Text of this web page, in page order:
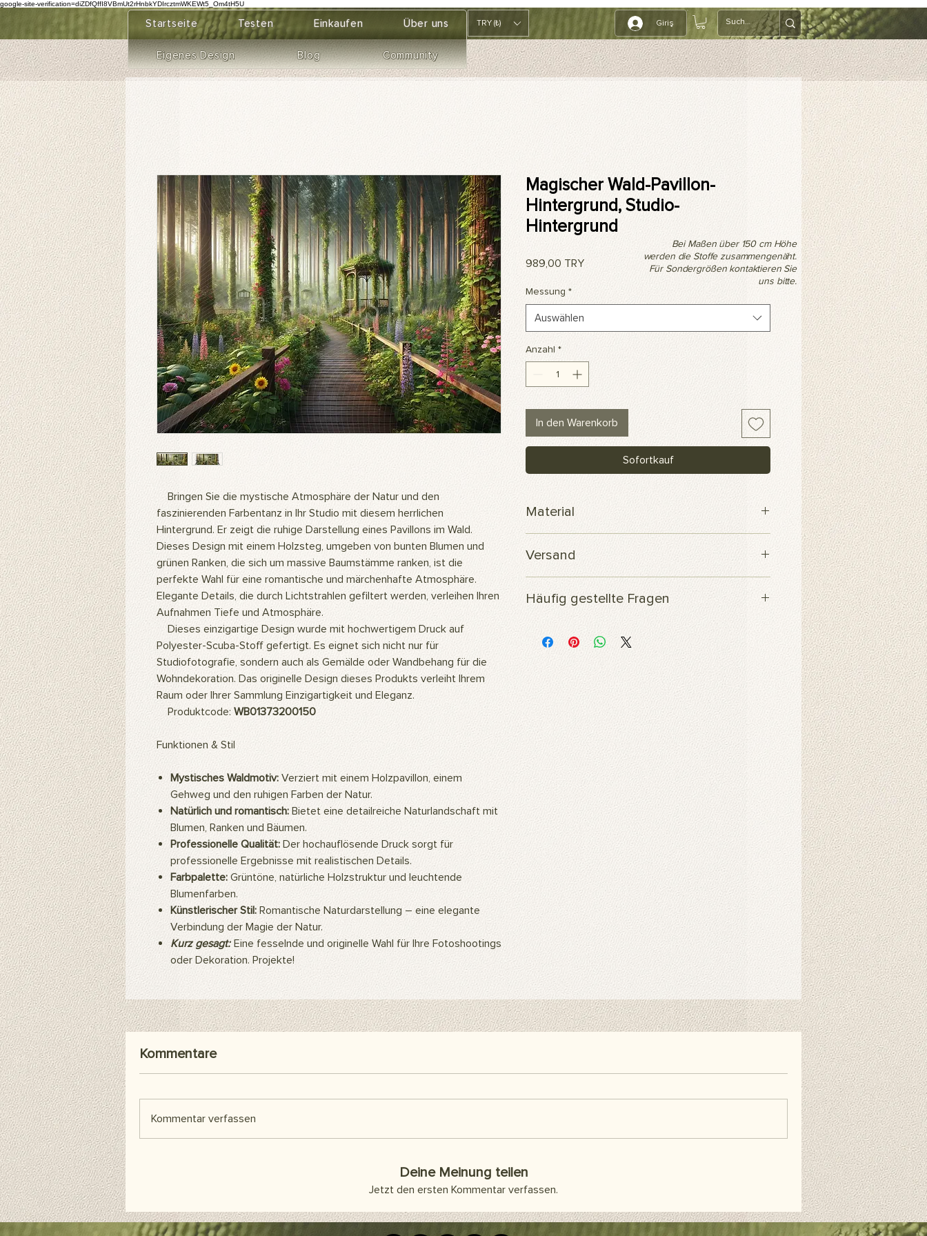
google-site-verification=diZDfQffI8VBmUt2rHnbkYDIrcztmWKEWt5_Om4tH5U
Startseite Testen Einkaufen Über uns
Eigenes Design Blog Community
TRY (₺) Giriş
Bringen Sie die mystische Atmosphäre der Natur und den
faszinierenden Farbentanz in Ihr Studio mit diesem herrlichen
Hintergrund. Er zeigt die ruhige Darstellung eines Pavillons im Wald.
Dieses Design mit einem Holzsteg, umgeben von bunten Blumen und
grünen Ranken, die sich um massive Baumstämme ranken, ist die
perfekte Wahl für eine romantische und märchenhafte Atmosphäre.
Elegante Details, die durch Lichtstrahlen gefiltert werden, verleihen Ihren
Aufnahmen Tiefe und Atmosphäre.
Dieses einzigartige Design wurde mit hochwertigem Druck auf
Polyester-Scuba-Stoff gefertigt. Es eignet sich nicht nur für
Studiofotografie, sondern auch als Gemälde oder Wandbehang für die
Wohndekoration. Das originelle Design dieses Produkts verleiht Ihrem
Raum oder Ihrer Sammlung Einzigartigkeit und Eleganz.
Produktcode: WB01373200150
Funktionen & Stil
Mystisches Waldmotiv: Verziert mit einem Holzpavillon, einem
Gehweg und den ruhigen Farben der Natur.
Natürlich und romantisch: Bietet eine detailreiche Naturlandschaft mit
Blumen, Ranken und Bäumen.
Professionelle Qualität: Der hochauflösende Druck sorgt für
professionelle Ergebnisse mit realistischen Details.
Farbpalette: Grüntöne, natürliche Holzstruktur und leuchtende
Blumenfarben.
Künstlerischer Stil: Romantische Naturdarstellung – eine elegante
Verbindung der Magie der Natur.
Kurz gesagt: Eine fesselnde und originelle Wahl für Ihre Fotoshootings
oder Dekoration. Projekte!
Magischer Wald-Pavillon-
Hintergrund, Studio-
Hintergrund
989,00 TRYPreis
Messung *
Auswählen
Anzahl *
In den Warenkorb
Sofortkauf
Material
Versand
versendet.
Häufig gestellte Fragen
Was ist der Produktinhalt?
Unsere Motive werden auf strapazierfähigem und
hochwertigem Polyester-Scuba-Stoff gedruckt. Dieser
Stoff ist flexibel und strapazierfähig und eignet sich
daher ideal für Fotoshootings und dekorative Zwecke.
Unsere Produkte können in der Maschine gewaschen
oder mit einem feuchten Tuch abgewischt werden.
Wofür wird das Produkt verwendet?
Unsere Produkte sind als Hintergründe für
professionelle Studio-Fotoshootings konzipiert. Sie
können auch als Wandbehänge verwendet werden und
verleihen Ihrer Wohn- oder Bürodekoration eine
ästhetische Note. Sie können als Bild an die Wand
gehängt werden. Die hochauflösenden Motive unserer
Produkte werden mithilfe künstlicher Intelligenz erstellt
und verleihen Ihrer Umgebung eine warme und
Wie wird das Produkt montiert?
ein Hintergrundständer benötigt. Sie können ihn
einfach mit speziellen Hintergrundclips am Ständer
befestigen. Wenn du es als Abdeckung an die Wand
hängen möchtest, kannst du doppelseitiges Klebeband
oder Klebestreifen verwenden. Diese Produkte sind
separat erhältlich und nicht im Lieferumfang enthalten.
Hier findest du alle häufig gestellten Fragen.
Bei Maßen über 150 cm Höhe
werden die Stoffe zusammengenäht.
Für Sondergrößen kontaktieren Sie
uns bitte.
Kommentare
Kommentar verfassen
Deine Meinung teilen
Jetzt den ersten Kommentar verfassen.